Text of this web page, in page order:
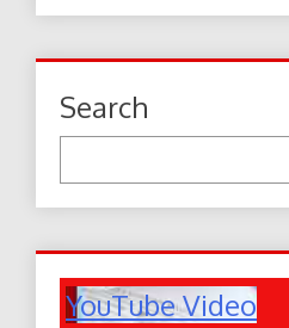
Search
YouTube Video